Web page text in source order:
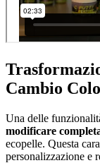
Cambio
Una delle
modificare
ecopelle. Questa
personalizzazione e